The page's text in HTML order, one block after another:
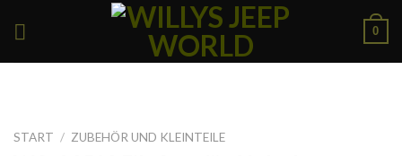
0
START / ZUBEHÖR UND KLEINTEILE